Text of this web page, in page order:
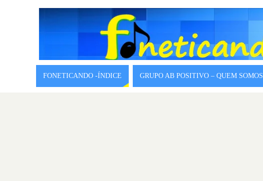
FONETICANDO -ÍNDICE GRUPO AB POSITIVO – QUEM SOMOS